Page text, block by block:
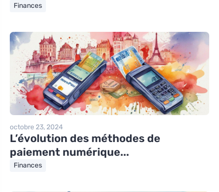
Finances
octobre 23, 2024
L’évolution des méthodes de
paiement numérique...
Finances